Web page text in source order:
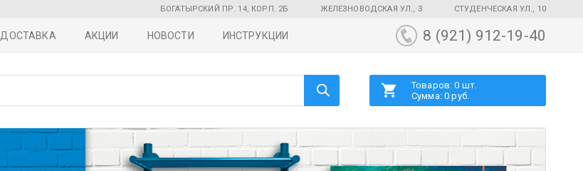
БОГАТЫРСКИЙ ПР. 14, КОРП. 2Б ЖЕЛЕЗНОВОДСКАЯ УЛ., 3 СТУДЕНЧЕСКАЯ УЛ., 10
ДОСТАВКА АКЦИИ НОВОСТИ ИНСТРУКЦИИ 8 (921) 912-19-40
Товаров: 0 шт.
Сумма: 0 руб.